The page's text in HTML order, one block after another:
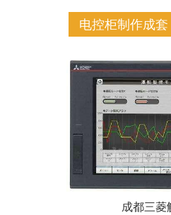
电控柜制作成套
成都三菱